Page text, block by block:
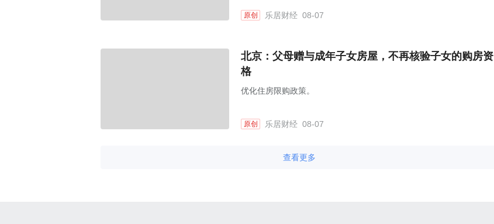
原创 乐居财经 08-07
北京：父母赠与成年子女房屋，不再核验子女的购房资
格
优化住房限购政策。
原创 乐居财经 08-07
查看更多